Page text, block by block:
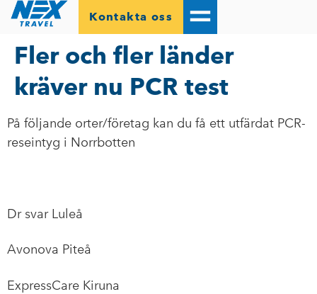
Kontakta oss
Fler och fler länder
kräver nu PCR test
På följande orter/företag kan du få ett utfärdat PCR-
reseintyg i Norrbotten
Dr svar Luleå
Avonova Piteå
ExpressCare Kiruna